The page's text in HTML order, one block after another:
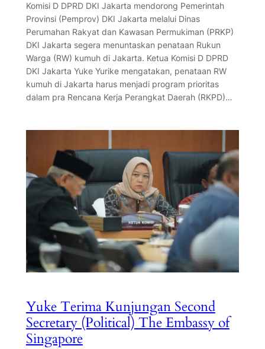
Komisi D DPRD DKI Jakarta mendorong Pemerintah
Provinsi (Pemprov) DKI Jakarta melalui Dinas
Perumahan Rakyat dan Kawasan Permukiman (PRKP)
DKI Jakarta segera menuntaskan penataan Rukun
Warga (RW) kumuh di Jakarta. Ketua Komisi D DPRD
DKI Jakarta Yuke Yurike mengatakan, penataan RW
kumuh di Jakarta harus menjadi program prioritas
dalam pra Rencana Kerja Perangkat Daerah (RKPD)…
Yuke Terima Kunjungan Second
Secretary (Political) The Embassy of
Singapore